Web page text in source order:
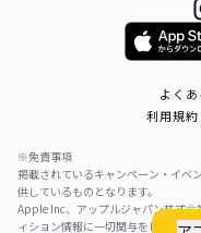
よく
利用規
※免責事項
掲載されているキャンペーン・イベ
供しているものとなります。
Apple Inc、アップルジャパン株式
ィション情報に一切関与をしており